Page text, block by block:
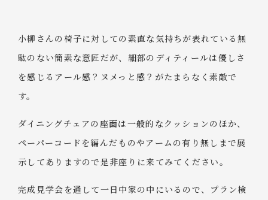
小柳さんの椅子に対しての素直な気持ちが表れている無
駄のない簡素な意匠だが、細部のディティールは優しさ
を感じるアール感？ヌメっと感？がたまらなく素敵で
す。
ダイニングチェアの座面は一般的なクッションのほか、
ペーパーコードを編んだものやアームの有り無しまで展
示してありますので是非座りに来てみてください。
完成見学会を通して一日中家の中にいるので、プラン検